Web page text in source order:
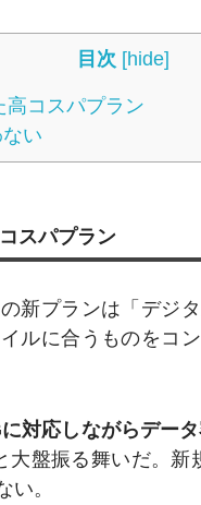
目次 [hide]
高コスパプラン
い
スパプラン
新プランは「デジ
ルに合うものをコ
対応しながらデー
大盤振る舞いだ。新
い。